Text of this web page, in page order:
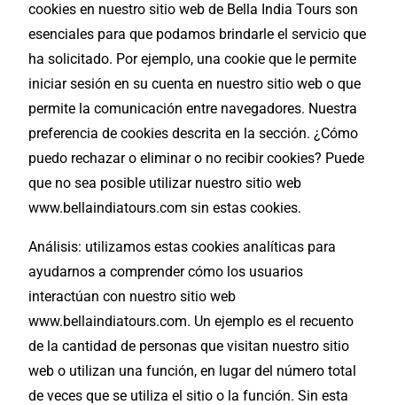
cookies en nuestro sitio web de Bella India Tours son
esenciales para que podamos brindarle el servicio que
ha solicitado. Por ejemplo, una cookie que le permite
iniciar sesión en su cuenta en nuestro sitio web o que
permite la comunicación entre navegadores. Nuestra
preferencia de cookies descrita en la sección. ¿Cómo
puedo rechazar o eliminar o no recibir cookies? Puede
que no sea posible utilizar nuestro sitio web
www.bellaindiatours.com sin estas cookies.
Análisis: utilizamos estas cookies analíticas para
ayudarnos a comprender cómo los usuarios
interactúan con nuestro sitio web
www.bellaindiatours.com. Un ejemplo es el recuento
de la cantidad de personas que visitan nuestro sitio
web o utilizan una función, en lugar del número total
de veces que se utiliza el sitio o la función. Sin esta